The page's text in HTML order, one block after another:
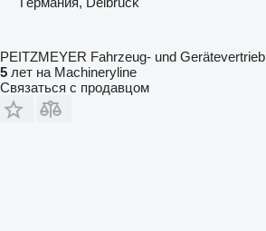
PEITZMEYER Fahrzeug- und Gerätevertrieb
5 лет на Machineryline
Связаться с продавцом